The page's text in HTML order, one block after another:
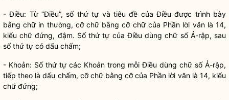
- Điều: Từ “Điều”, số thứ tự và tiêu đề của Điều được trình bày
bằng chữ in thường, cỡ chữ bằng cỡ chữ của Phần lời văn là 14,
kiểu chữ đứng, đậm. Số thứ tự của Điều dùng chữ số Ả-rập, sau
số thứ tự có dấu chấm;
- Khoản: Số thứ tự các Khoản trong mỗi Điều dùng chữ số Ả-rập,
tiếp theo là dấu chấm, cỡ chữ bằng cỡ của Phần lời văn là 14, kiểu
chữ đứng;